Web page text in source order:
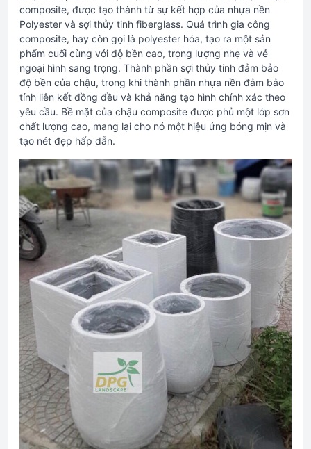
composite, được tạo thành từ sự kết hợp của nhựa nền
Polyester và sợi thủy tinh fiberglass. Quá trình gia công
composite, hay còn gọi là polyester hóa, tạo ra một sản
phẩm cuối cùng với độ bền cao, trọng lượng nhẹ và vẻ
ngoại hình sang trọng. Thành phần sợi thủy tinh đảm bảo
độ bền của chậu, trong khi thành phần nhựa nền đảm bảo
tính liên kết đồng đều và khả năng tạo hình chính xác theo
yêu cầu. Bề mặt của chậu composite được phủ một lớp sơn
chất lượng cao, mang lại cho nó một hiệu ứng bóng mịn và
tạo nét đẹp hấp dẫn.